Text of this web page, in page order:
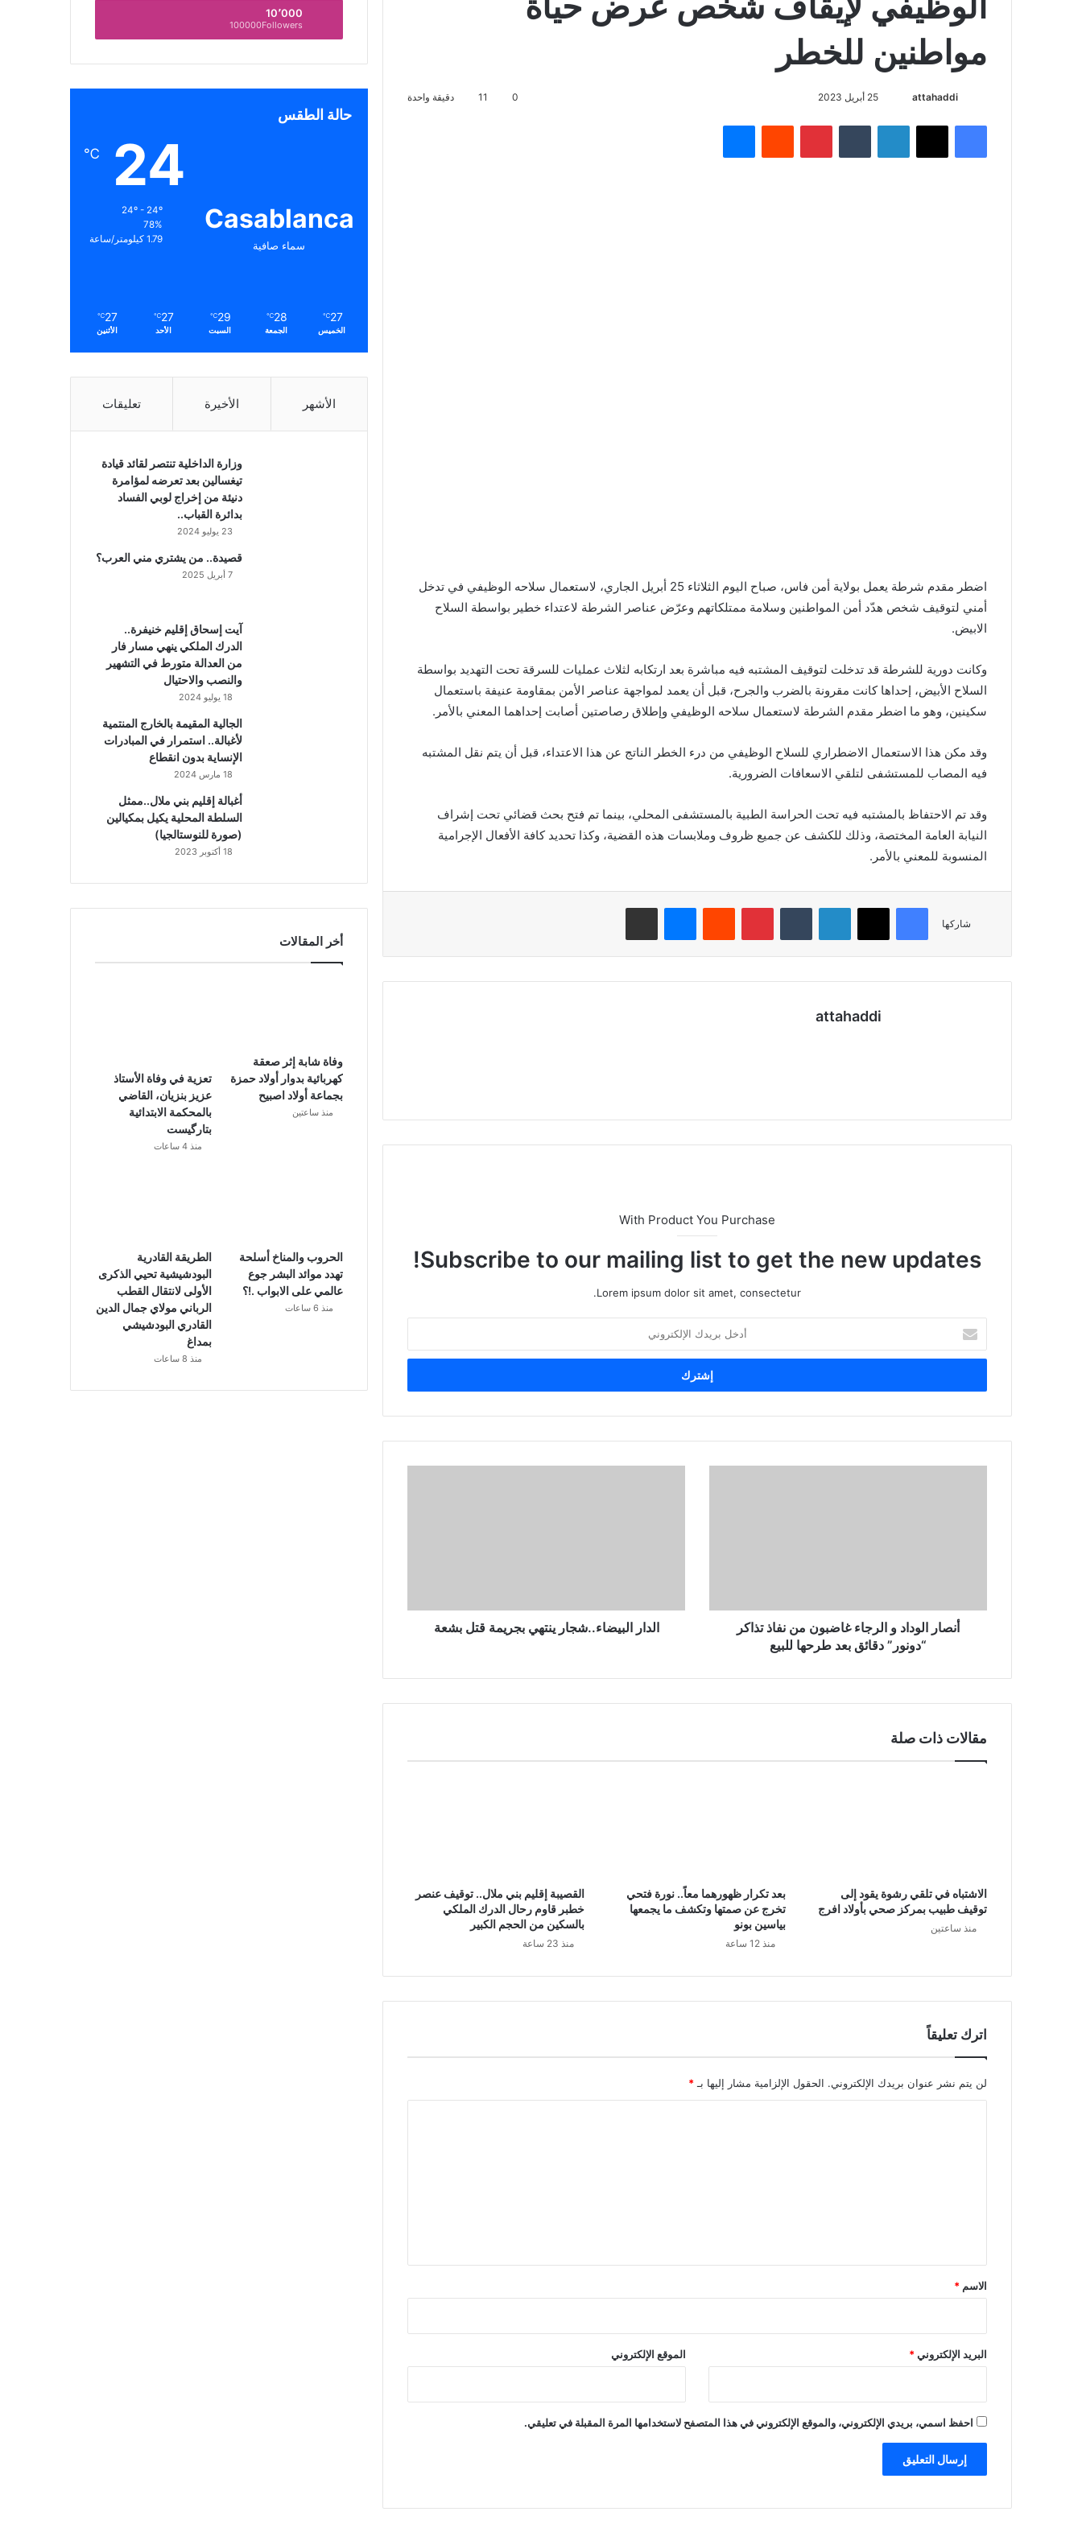
مواطنين للخطر
attahaddi 25 أبريل 2023 0
11 دقيقة واحدة
فيسبوك X لينكدإن بينتيريست ماسنجر
اضطر مقدم شرطة يعمل بولاية أمن فاس، صباح اليوم الثلاثاء 25 أبريل الجاري، لاستعمال سلاحه الوظيفي في تدخل
أمني لتوقيف شخص هدّد أمن المواطنين وسلامة ممتلكاتهم وعرّض عناصر الشرطة لاعتداء خطير بواسطة السلاح
الابيض.
وكانت دورية للشرطة قد تدخلت لتوقيف المشتبه فيه مباشرة بعد ارتكابه لثلاث عمليات للسرقة تحت التهديد بواسطة
السلاح الأبيض، إحداها كانت مقرونة بالضرب والجرح، قبل أن يعمد لمواجهة عناصر الأمن بمقاومة عنيفة باستعمال
سكينين، وهو ما اضطر مقدم الشرطة لاستعمال سلاحه الوظيفي وإطلاق رصاصتين أصابت إحداهما المعني بالأمر.
وقد مكن هذا الاستعمال الاضطراري للسلاح الوظيفي من درء الخطر الناتج عن هذا الاعتداء، قبل أن يتم نقل المشتبه
فيه المصاب للمستشفى لتلقي الاسعافات الضرورية.
وقد تم الاحتفاظ بالمشتبه فيه تحت الحراسة الطبية بالمستشفى المحلي، بينما تم فتح بحث قضائي تحت إشراف
النيابة العامة المختصة، وذلك للكشف عن جميع ظروف وملابسات هذه القضية، وكذا تحديد كافة الأفعال الإجرامية
المنسوبة للمعني بالأمر.
شاركها
فيسبوك X لينكدإن بينتيريست ماسنجر مشاركة عبر البريد
attahaddi
With Product You Purchase
Subscribe to our mailing list to get the new updates!
Lorem ipsum dolor sit amet, consectetur.
بريدك
الإلكتروني
أنصار الوداد و الرجاء غاضبون من نفاذ تذاكر
“دونور” دقائق بعد طرحها للبيع
الدار البيضاء..شجار ينتهي بجريمة قتل بشعة
مقالات ذات صلة
الاشتباه في تلقي رشوة يقود إلى
توقيف طبيب بمركز صحي بأولاد افرج
منذ ساعتين
بعد تكرار ظهورهما معاً.. نورة فتحي
تخرج عن صمتها وتكشف ما يجمعها
بياسين بونو
منذ 12 ساعة
القصيبة إقليم بني ملال.. توقيف عنصر
خطبر قاوم رحال الدرك الملكي
بالسكين من الحجم الكبير
منذ 23 ساعة
اترك تعليقاً
لن يتم نشر عنوان بريدك الإلكتروني. الحقول الإلزامية مشار إليها بـ *
*
الاسم *
البريد الإلكتروني* الموقع الإلكتروني
احفظ اسمي، بريدي الإلكتروني، والموقع الإلكتروني في هذا المتصفح لاستخدامها المرة المقبلة في تعليقي.
10٬000
100000Followers
حالة الطقس
Casablanca
سماء صافية
24
℃
24º - 24º
78%
1.79 كيلومتر/ساعة
27
℃
الخميس
28
℃
الجمعة
29
℃
السبت
27
℃
الأحد
27
℃
الأثنين
الأشهر الأخيرة تعليقات
وزارة الداخلية تنتصر لقائد قيادة
تيغسالين بعد تعرضه لمؤامرة
دنيئة من إخراج لوبي الفساد
بدائرة القباب..
23 يوليو 2024
قصيدة.. من يشتري مني العرب؟
7 أبريل 2025
آيت إسحاق إقليم خنيفرة..
الدرك الملكي ينهي مسار فار
من العدالة متورط في التشهير
والنصب والاحتيال
18 يوليو 2024
الجالية المقيمة بالخارج المنتمية
لأغبالة.. استمرار في المبادرات
الإنساية بدون انقطاع
18 مارس 2024
أغبالة إقليم بني ملال..ممثل
السلطة المحلية يكيل بمكيالين
(صورة للنوستالجيا)
18 أكتوبر 2023
أخر المقالات
وفاة شابة إثر صعقة
كهربائية بدوار أولاد حمزة
بجماعة أولاد اصبيح
منذ ساعتين
تعزية في وفاة الأستاذ
عزيز بنزيان، القاضي
بالمحكمة الابتدائية
بتارگيست
منذ 4 ساعات
الحروب والمناخ أسلحة
تهدد موائد البشر جوع
عالمي على الابواب .!؟
منذ 6 ساعات
الطريقة القادرية
البودشيشية تحيي الذكرى
الأولى لانتقال القطب
الرباني مولاي جمال الدين
القادري البودشيشي
بمداغ
منذ 8 ساعات